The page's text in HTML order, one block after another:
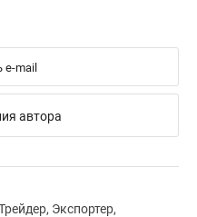
e-mail
автора
Экспортер,